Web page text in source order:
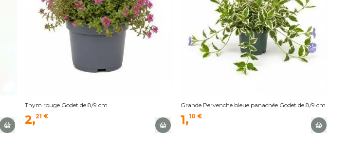
Thym rouge Godet de 8/9 cm
2,21 €
Grande Pervenche bleue panachée Godet de 8/9 cm
1,10 €